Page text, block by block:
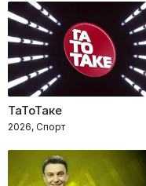
ТаТоТаке
2026, Спорт